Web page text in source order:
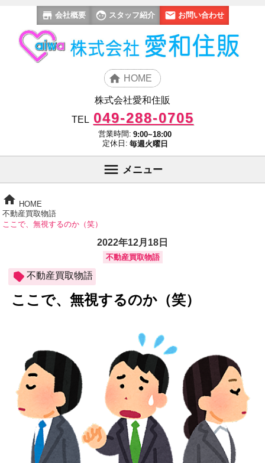
会社概要 スタッフ紹介 お問い合わせ
HOME
株式会社愛和住販
TEL 049-288-0705
営業時間: 9:00~18:00
定休日: 毎週火曜日
メニュー
HOME
不動産買取物語
ここで、無視するのか（笑）
2022年12月18日
不動産買取物語
不動産買取物語
ここで、無視するのか（笑）